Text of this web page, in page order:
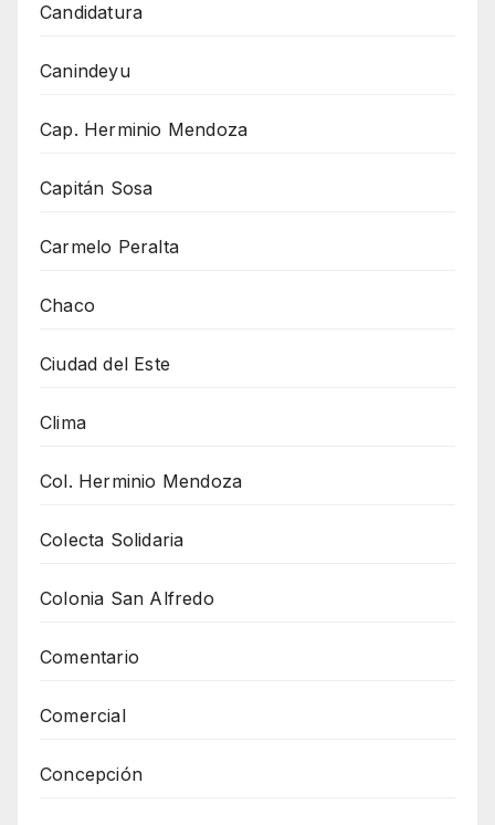
Candidatura
Canindeyu
Cap. Herminio Mendoza
Capitán Sosa
Carmelo Peralta
Chaco
Ciudad del Este
Clima
Col. Herminio Mendoza
Colecta Solidaria
Colonia San Alfredo
Comentario
Comercial
Concepción